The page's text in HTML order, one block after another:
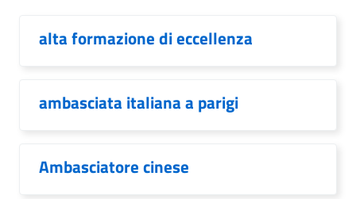
alta formazione di eccellenza
ambasciata italiana a parigi
Ambasciatore cinese